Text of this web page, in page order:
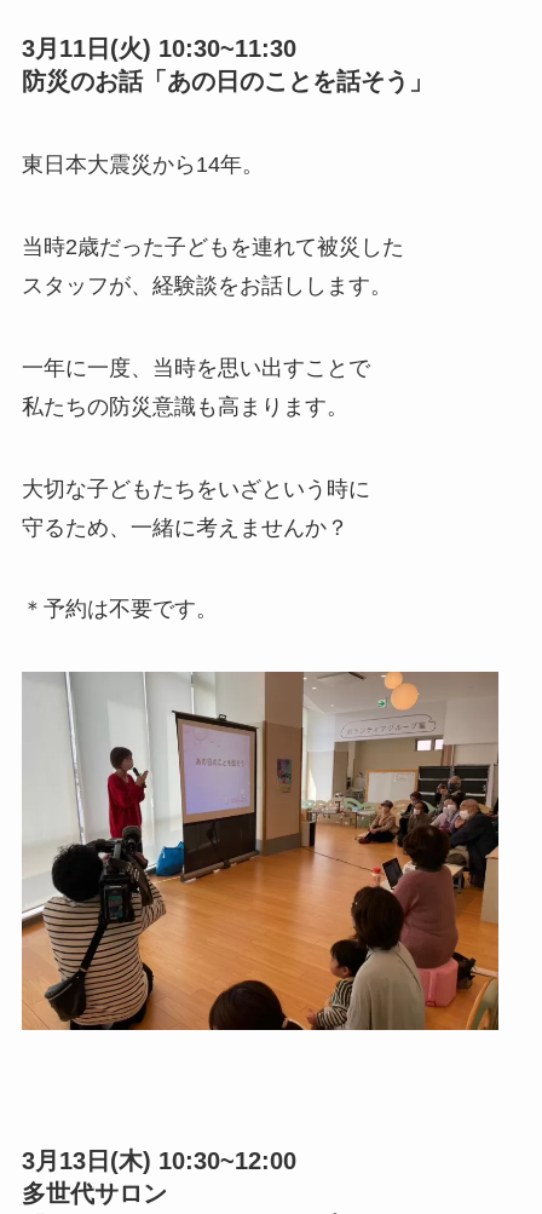
3月11日(火) 10:30~11:30
防災のお話「あの日のことを話そう」
東日本大震災から14年。
当時2歳だった子どもを連れて被災した
スタッフが、経験談をお話しします。
一年に一度、当時を思い出すことで
私たちの防災意識も高まります。
大切な子どもたちをいざという時に
守るため、一緒に考えませんか？
＊予約は不要です。
3月13日(木) 10:30~12:00
多世代サロン